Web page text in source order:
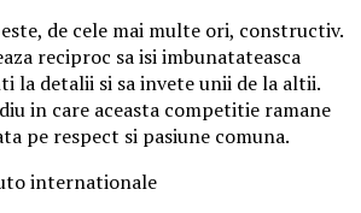
de cele mai multe ori, constructiv.
reciproc sa isi imbunatateasca
la detalii si sa invete unii de la altii.
in care aceasta competitie ramane
pe respect si pasiune comuna.
internationale